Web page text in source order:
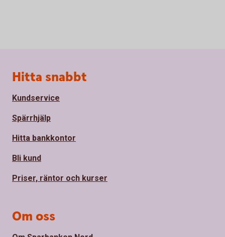
Sidfot
Hitta snabbt
Kundservice
Spärrhjälp
Hitta bankkontor
Bli kund
Priser, räntor och kurser
Om oss